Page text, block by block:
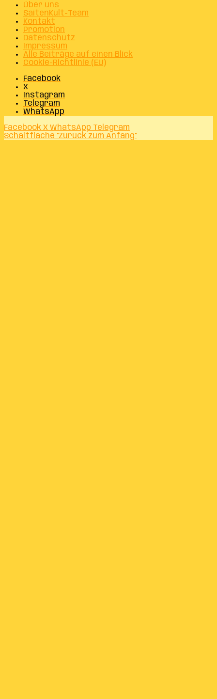
Über uns
SaitenKult-Team
Kontakt
Promotion
Datenschutz
Impressum
Alle Beiträge auf einen Blick
Cookie-Richtlinie (EU)
Facebook
X
Instagram
Telegram
WhatsApp
Facebook X WhatsApp Telegram
Schaltfläche "Zurück zum Anfang"